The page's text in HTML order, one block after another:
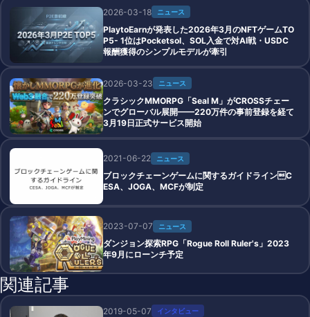
2026-03-18 ニュース
PlaytoEarnが発表した2026年3月のNFTゲームTO
P5- 1位はPocketsol、SOL入金で対AI戦・USDC
報酬獲得のシンプルモデルが牽引
2026-03-23 ニュース
クラシックMMORPG「Seal M」がCROSSチェー
ンでグローバル展開——220万件の事前登録を経て
3月19日正式サービス開始
2021-06-22 ニュース
ブロックチェーンゲームに関するガイドラインC
ESA、JOGA、MCFが制定
2023-07-07 ニュース
ダンジョン探索RPG「Rogue Roll Ruler's」2023
年9月にローンチ予定
関連記事
2019-05-07 インタビュー